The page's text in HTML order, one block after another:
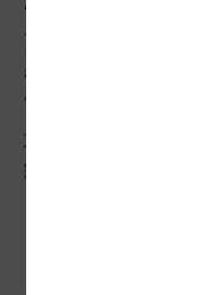
免 延會期
動
2025-09-02
聯合報 / 記者唐筱